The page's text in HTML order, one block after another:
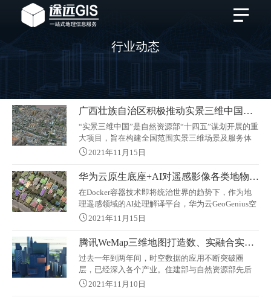
行业动态
广西壮族自治区积极推动实景三维中国建设
“实景三维中国”是自然资源部“十四五”谋划开展的重
大项目，旨在构建全国范围实景三维场景及服务体
系，为政府管理和公共服务由二维向三维升级提供
资金紧张的突出问题， 自治区自然资源厅探索创新
“区市共建”模式 ，统筹数据需求、资金使用、成果
应用，在柳州、桂林、崇左、来宾四市推进实景三
维资源建设，推动全区城市级实景三维数据精度和
覆盖范围迈向全国领先水平
2021年11月15日
华为云原生底座+AI对遥感影像各类地物元素进行自动化的检测
在Docker容器技术即将统治世界的趋势下，作为地
理遥感领域的AI处理解译平台，华为云GeoGenius空
天地平台，早已开始全面的云原生方向转型。本文
验，期间各种性能并发等场景优化经验有不少借鉴
意义，与各遥感同行分享。本文作者：唐盛军，华
为云城市智能体架构师，拥有多年开发经验，先后
从事：网络协议识别&解析、业务控制网关等网络协
议相关工作
2021年11月15日
腾讯WeMap三维地图打造数、实融合实景三维底座
过去一年到两年间，时空数据的应用不断突破圈
层，已经深入各个产业。住建部与自然资源部先后
印发《城市信息模型（CIM）基础平台技术导则》与
2021年11月10日